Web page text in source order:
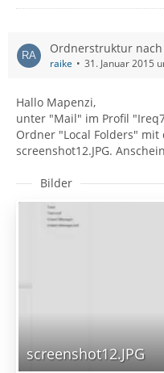
Ordnerstruktur
raike 31. Januar 2015
Hallo Mapenzi,
unter "Mail" im Profil
Ordner "Local Folders"
screenshot12.JPG.
Bilder
screenshot12.JPG